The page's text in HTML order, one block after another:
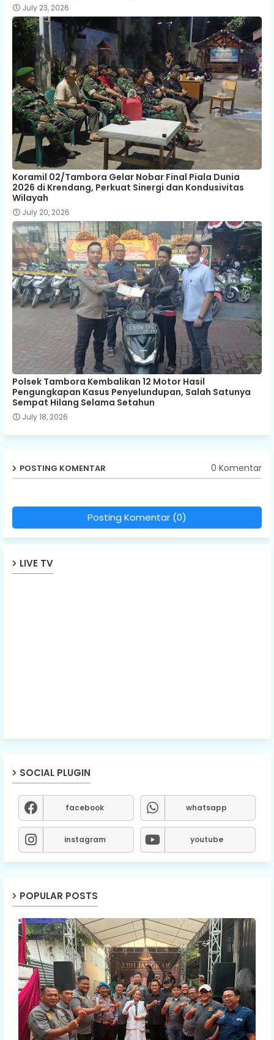
July 23, 2026
Koramil 02/Tambora Gelar Nobar Final Piala Dunia
2026 di Krendang, Perkuat Sinergi dan Kondusivitas
Wilayah
July 20, 2026
Polsek Tambora Kembalikan 12 Motor Hasil
Pengungkapan Kasus Penyelundupan, Salah Satunya
Sempat Hilang Selama Setahun
July 18, 2026
POSTING KOMENTAR 0 Komentar
Posting Komentar (0)
LIVE TV
SOCIAL PLUGIN
facebook whatsapp
instagram youtube
POPULAR POSTS